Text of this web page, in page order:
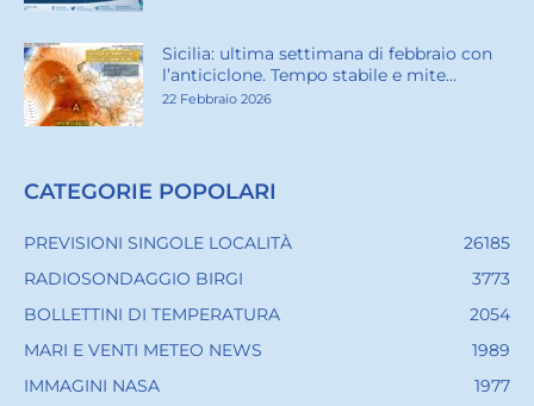
Sicilia: ultima settimana di febbraio con
l’anticiclone. Tempo stabile e mite...
22 Febbraio 2026
CATEGORIE POPOLARI
PREVISIONI SINGOLE LOCALITÀ
26185
RADIOSONDAGGIO BIRGI
3773
BOLLETTINI DI TEMPERATURA
2054
MARI E VENTI METEO NEWS
1989
IMMAGINI NASA
1977